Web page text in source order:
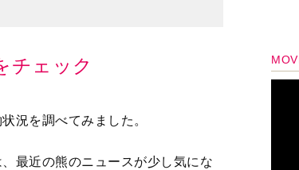
チェック
況を調べてみました。
最近の熊のニュースが少し気にな